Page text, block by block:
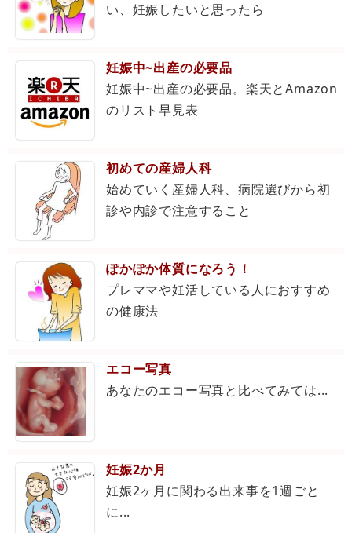
い、妊娠したいと思ったら
妊娠中~出産の必要品
妊娠中~出産の必要品。楽天とAmazon
のリスト早見表
初めての産婦人科
始めていく産婦人科、病院選びから初
診や内診で注意すること
ぽかぽか体質になろう！
プレママや妊活している人におすすめ
の健康法
エコー写真
あなたのエコー写真と比べてみては...
妊娠2か月
妊娠2ヶ月に関わる出来事を1週ごと
に...